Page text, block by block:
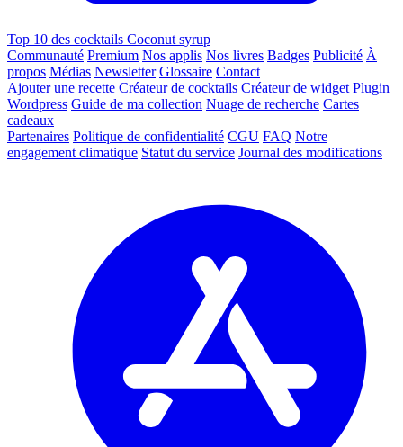
Top 10 des cocktails Coconut syrup
Communauté Premium Nos applis Nos livres Badges Publicité À
propos Médias Newsletter Glossaire Contact
Ajouter une recette Créateur de cocktails Créateur de widget Plugin
Wordpress Guide de ma collection Nuage de recherche Cartes
cadeaux
Partenaires Politique de confidentialité CGU FAQ Notre
engagement climatique Statut du service Journal des modifications